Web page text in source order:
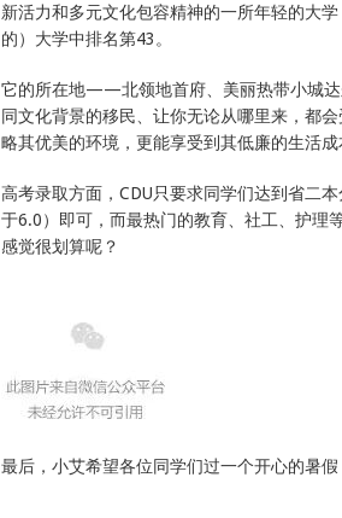
新活力和多元文化包容精神的一所年轻的大
的）大学中排名第43。
它的所在地——北领地首府、美丽热带小城达
同文化背景的移民、让你无论从哪里来，都
略其优美的环境，更能享受到其低廉的生活成
高考录取方面，CDU只要求同学们达到省二
于6.0）即可，而最热门的教育、社工、护理
感觉很划算呢？
最后，小艾希望各位同学们过一个开心的暑